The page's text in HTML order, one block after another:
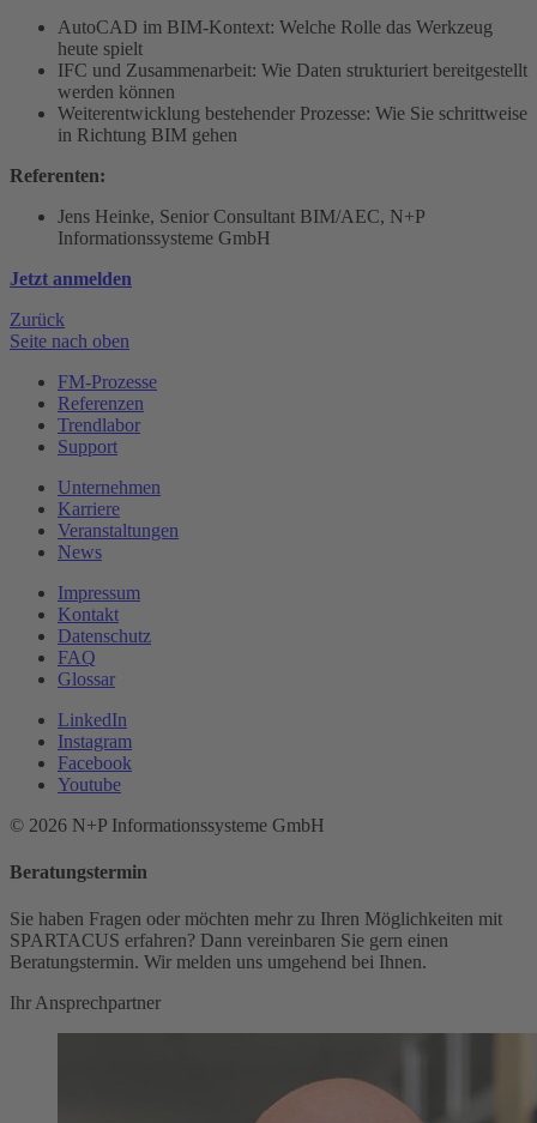
AutoCAD im BIM-Kontext: Welche Rolle das Werkzeug
heute spielt
IFC und Zusammenarbeit: Wie Daten strukturiert bereitgestellt
werden können
Weiterentwicklung bestehender Prozesse: Wie Sie schrittweise
in Richtung BIM gehen
Referenten:
Jens Heinke, Senior Consultant BIM/AEC, N+P
Informationssysteme GmbH
Jetzt anmelden
Zurück
Seite nach oben
FM-Prozesse
Referenzen
Trendlabor
Support
Unternehmen
Karriere
Veranstaltungen
News
Impressum
Kontakt
Datenschutz
FAQ
Glossar
LinkedIn
Instagram
Facebook
Youtube
© 2026 N+P Informationssysteme GmbH
Beratungstermin
Sie haben Fragen oder möchten mehr zu Ihren Möglichkeiten mit
SPARTACUS erfahren? Dann vereinbaren Sie gern einen
Beratungstermin. Wir melden uns umgehend bei Ihnen.
Ihr Ansprechpartner